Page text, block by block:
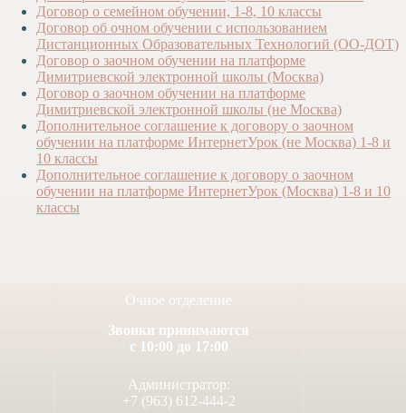
Художественная
студия
Музыкальное
отделение
Психологическая
Служба
Тьюторская
служба
Договор о семейном обучении, 1-8, 10 классы
Договор об очном обучении с использованием
Дистанционных Образовательных Технологий (ОО-ДОТ)
Договор о заочном обучении на платформе
Димитриевской электронной школы (Москва)
Договор о заочном обучении на платформе
Димитриевской электронной школы (не Москва)
Дополнительное соглашение к договору о заочном
обучении на платформе ИнтернетУрок (не Москва) 1-8 и
10 классы
Дополнительное соглашение к договору о заочном
обучении на платформе ИнтернетУрок (Москва) 1-8 и 10
классы
Очное отделение
Звонки принимаются
с 10:00 до 17:00
Администратор:
+7 (963) 612-444-2